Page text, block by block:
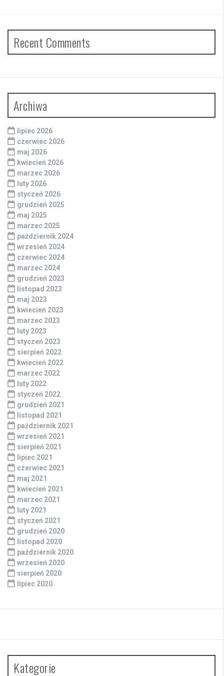
Recent Comments
Archiwa
lipiec 2026
czerwiec 2026
maj 2026
kwiecień 2026
marzec 2026
luty 2026
styczeń 2026
grudzień 2025
maj 2025
marzec 2025
październik 2024
wrzesień 2024
czerwiec 2024
marzec 2024
grudzień 2023
listopad 2023
maj 2023
kwiecień 2023
marzec 2023
luty 2023
styczeń 2023
sierpień 2022
kwiecień 2022
marzec 2022
luty 2022
styczeń 2022
grudzień 2021
listopad 2021
październik 2021
wrzesień 2021
sierpień 2021
lipiec 2021
czerwiec 2021
maj 2021
kwiecień 2021
marzec 2021
luty 2021
styczeń 2021
grudzień 2020
listopad 2020
październik 2020
wrzesień 2020
sierpień 2020
lipiec 2020
Kategorie